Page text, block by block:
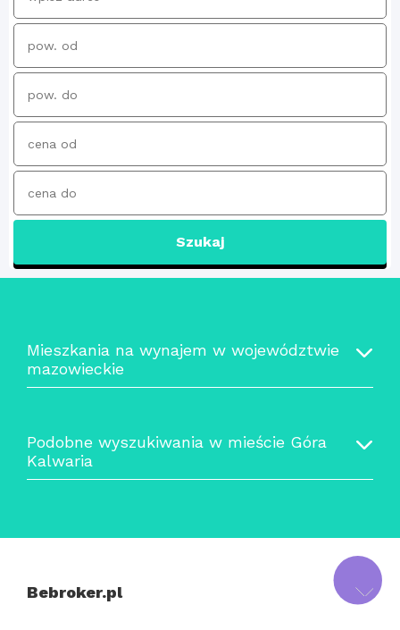
Szukaj
Mieszkania na wynajem w województwie
mazowieckie
Podobne wyszukiwania w mieście Góra
Kalwaria
Bebroker.pl